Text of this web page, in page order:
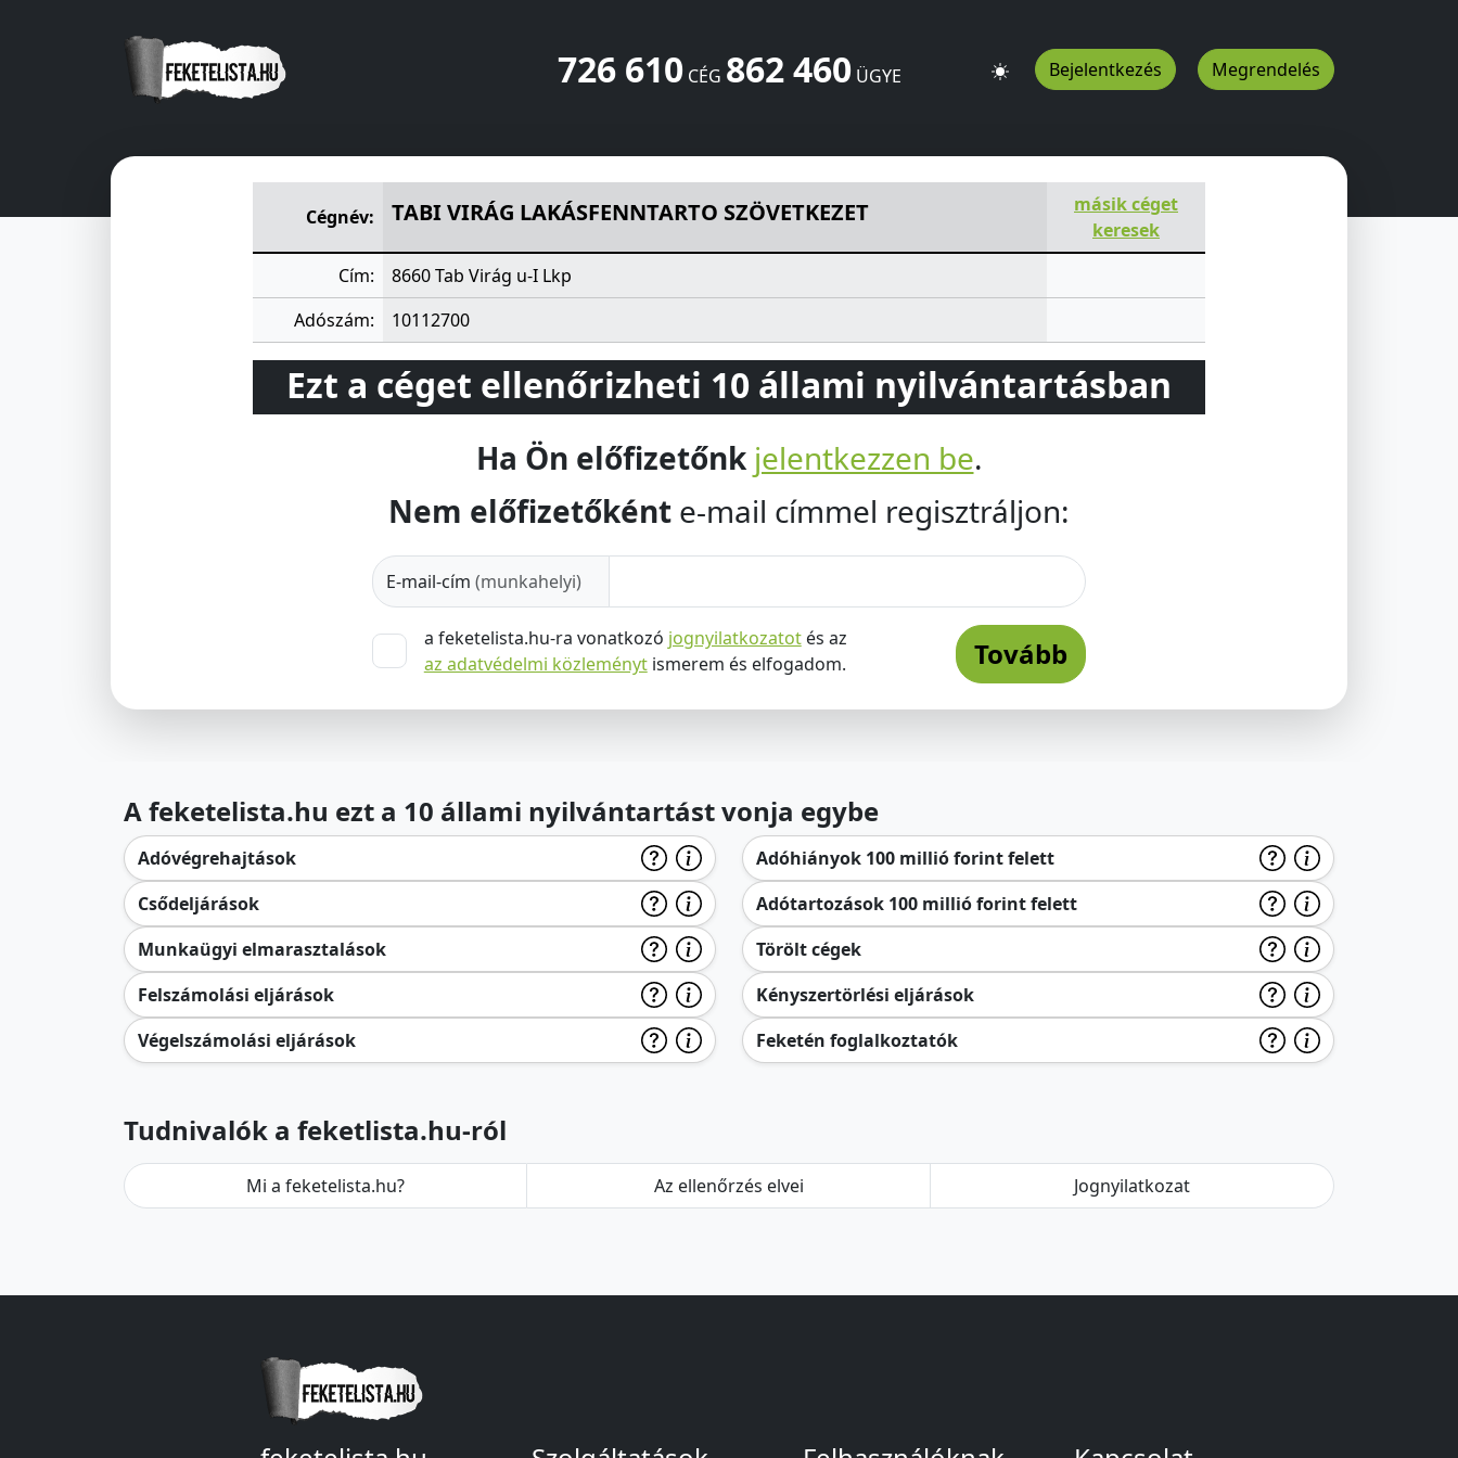
726 610CÉG 862 460ÜGYE Bejelentkezés Megrendelés
Cégnév:
TABI VIRÁG LAKÁSFENNTARTO SZÖVETKEZET
másik céget
keresek
Cím:
8660 Tab Virág u-I Lkp
Adószám:
10112700
Ezt a céget ellenőrizheti 10 állami nyilvántartásban
Ha Ön előfizetőnk jelentkezzen be.
Nem előfizetőként e-mail címmel regisztráljon:
E-mail-cím (munkahelyi)
a feketelista.hu-ra vonatkozó jognyilatkozatotés az
az adatvédelmi közleménytismerem és elfogadom. Tovább
A feketelista.hu ezt a 10 állami nyilvántartást vonja egybe
Adóvégrehajtások
Csődeljárások
Munkaügyi elmarasztalások
Felszámolási eljárások
Végelszámolási eljárások
Adóhiányok 100 millió forint felett
Adótartozások 100 millió forint felett
Törölt cégek
Kényszertörlési eljárások
Feketén foglalkoztatók
Tudnivalók a feketlista.hu-ról
Mi a feketelista.hu? Az ellenőrzés elvei Jognyilatkozat